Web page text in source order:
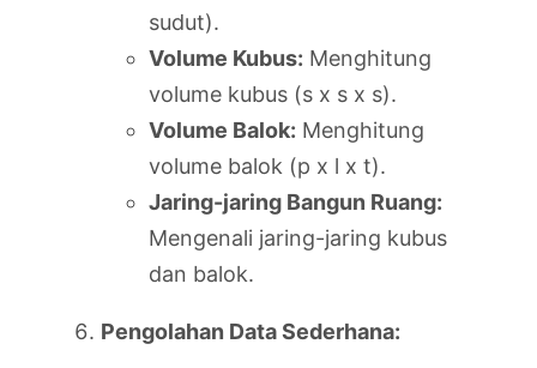
sudut).
Volume Kubus: Menghitung
volume kubus (s x s x s).
Volume Balok: Menghitung
volume balok (p x l x t).
Jaring-jaring Bangun Ruang:
Mengenali jaring-jaring kubus
dan balok.
Pengolahan Data Sederhana: